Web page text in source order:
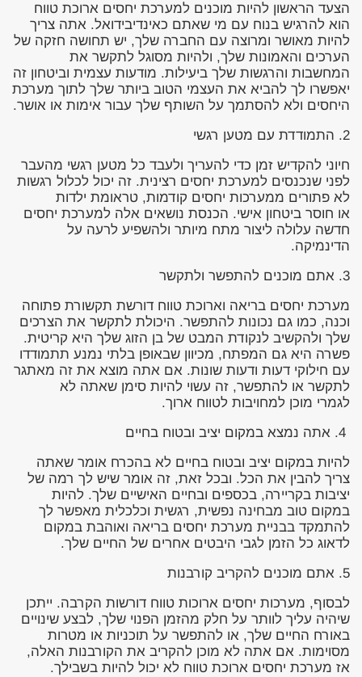
הצעד הראשון להיות מוכנים למערכת יחסים ארוכת טווח
הוא להרגיש בנוח עם מי שאתם כאינדיבידואל. אתה צריך
להיות מאושר ומרוצה עם החברה שלך, יש תחושה חזקה של
הערכים והאמונות שלך, ולהיות מסוגל לתקשר את
המחשבות והרגשות שלך ביעילות. מודעות עצמית וביטחון זה
יאפשרו לך להביא את העצמי הטוב ביותר שלך לתוך מערכת
היחסים ולא להסתמך על השותף שלך עבור אימות או אושר.
2. התמודדת עם מטען רגשי
חיוני להקדיש זמן כדי להעריך ולעבד כל מטען רגשי מהעבר
לפני שנכנסים למערכת יחסים רצינית. זה יכול לכלול רגשות
לא פתורים ממערכות יחסים קודמות, טראומת ילדות
או חוסר ביטחון אישי. הכנסת נושאים אלה למערכת יחסים
חדשה עלולה ליצור מתח מיותר ולהשפיע לרעה על
הדינמיקה.
3. אתם מוכנים להתפשר ולתקשר
מערכת יחסים בריאה וארוכת טווח דורשת תקשורת פתוחה
וכנה, כמו גם נכונות להתפשר. היכולת לתקשר את הצרכים
שלך ולהקשיב לנקודת המבט של בן הזוג שלך היא קריטית.
פשרה היא גם המפתח, מכיוון שבאופן בלתי נמנע תתמודדו
עם חילוקי דעות ודעות שונות. אם אתה מוצא את זה מאתגר
לתקשר או להתפשר, זה עשוי להיות סימן שאתה לא
לגמרי מוכן למחויבות לטווח ארוך.
להיות במקום יציב ובטוח בחיים לא בהכרח אומר שאתה
צריך להבין את הכל. ובכל זאת, זה אומר שיש לך רמה של
יציבות בקריירה, בכספים ובחיים האישיים שלך. להיות
במקום טוב מבחינה נפשית, רגשית וכלכלית מאפשר לך
להתמקד בבניית מערכת יחסים בריאה ואוהבת במקום
לדאוג כל הזמן לגבי היבטים אחרים של החיים שלך.
5. אתם מוכנים להקריב קורבנות
לבסוף, מערכות יחסים ארוכות טווח דורשות הקרבה. ייתכן
שיהיה עליך לוותר על חלק מהזמן הפנוי שלך, לבצע שינויים
באורח החיים שלך, או להתפשר על תוכניות או מטרות
מסוימות. אם אתה לא מוכן להקריב את הקורבנות האלה,
אז מערכת יחסים ארוכת טווח לא יכול להיות בשבילך.